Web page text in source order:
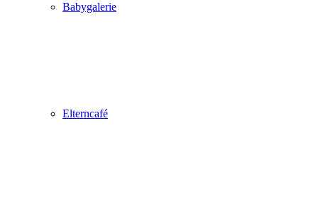
Babygalerie
Elterncafé